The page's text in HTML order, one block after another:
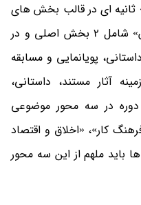
بین المللی فیلم های «100» ثانیه ای در قالب بخش های
«مسابقه سینمای 100 ثانیه ای ایران» شامل 2 بخش اصلی و در
پویانمایی و مسابقه
در زمینه آثار مستند، داستانی،
در سه محور موضوعی
کار»، «اخلاق و اقتصاد
باید ملهم از این سه محور